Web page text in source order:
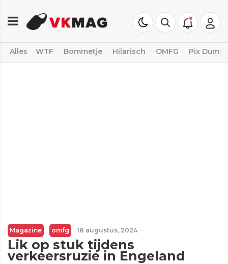
Alles WTF Bommetje Hilarisch OMFG Pix Dump
Magazine omfg 18 augustus, 2024 ·
Lik op stuk tijdens
verkeersruzie in Engeland